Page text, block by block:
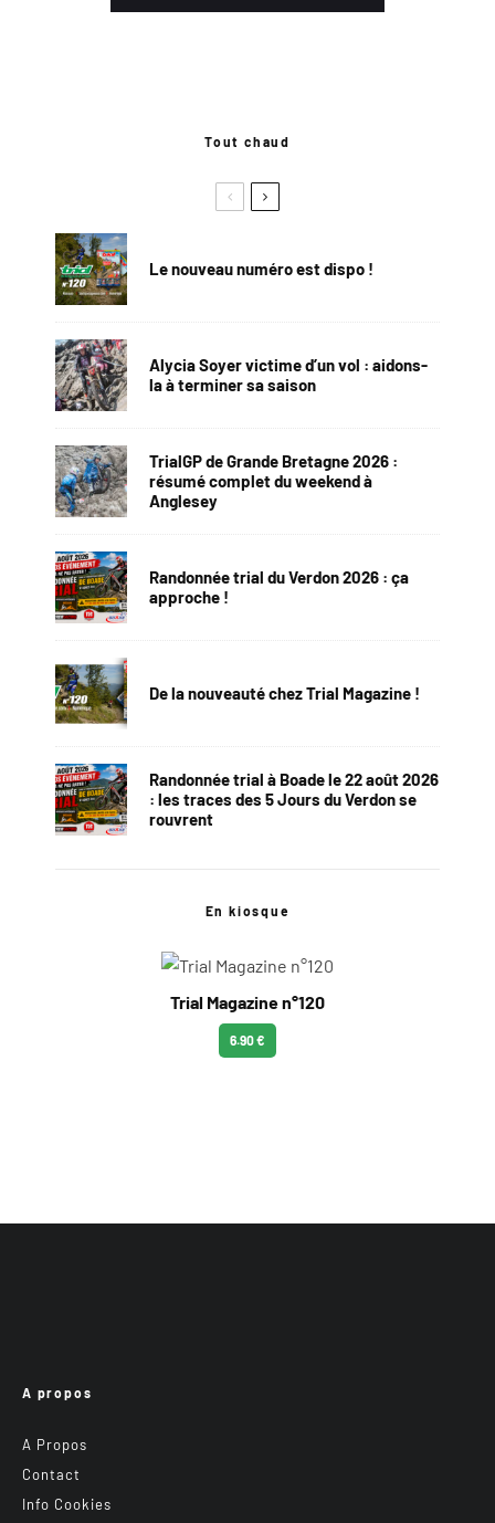
Tout chaud
Le nouveau numéro est dispo !
Alycia Soyer victime d’un vol : aidons-
la à terminer sa saison
TrialGP de Grande Bretagne 2026 :
résumé complet du weekend à
Anglesey
Randonnée trial du Verdon 2026 : ça
approche !
De la nouveauté chez Trial Magazine !
Randonnée trial à Boade le 22 août 2026
: les traces des 5 Jours du Verdon se
rouvrent
En kiosque
Trial Magazine n°120
6.90 €
A propos
A Propos
Contact
Info Cookies